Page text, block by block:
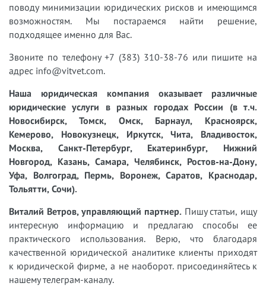
поводу минимизации юридических рисков и имеющимся
возможностям. Мы постараемся найти решение,
подходящее именно для Вас.
Звоните по телефону +7 (383) 310-38-76 или пишите на
адрес info@vitvet.com.
Наша юридическая компания оказывает различные
юридические услуги в разных городах России (в т.ч.
Новосибирск, Томск, Омск, Барнаул, Красноярск,
Кемерово, Новокузнецк, Иркутск, Чита, Владивосток,
Москва, Санкт-Петербург, Екатеринбург, Нижний
Новгород, Казань, Самара, Челябинск, Ростов-на-Дону,
Уфа, Волгоград, Пермь, Воронеж, Саратов, Краснодар,
Тольятти, Сочи).
Виталий Ветров, управляющий партнер. Пишу статьи, ищу
интересную информацию и предлагаю способы ее
практического использования. Верю, что благодаря
качественной юридической аналитике клиенты приходят
к юридической фирме, а не наоборот. присоединяйтесь к
нашему телеграм-каналу.